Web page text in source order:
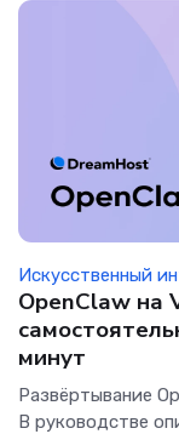
Искусственный
OpenClaw на
минут
Развёртывание
В руководстве